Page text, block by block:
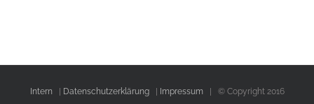
Intern Datenschutzerklärung| Impressum| © Copyright 2016